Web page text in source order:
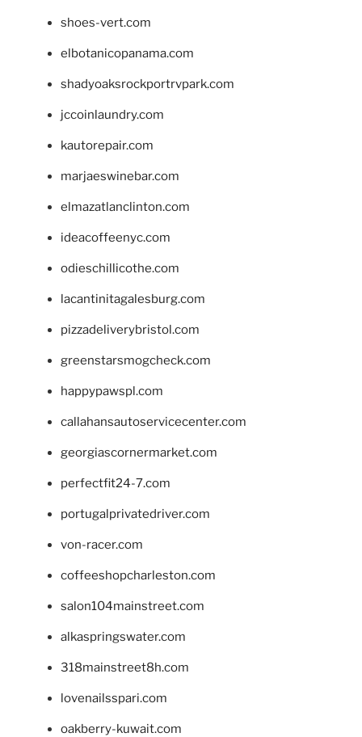
shoes-vert.com
elbotanicopanama.com
shadyoaksrockportrvpark.com
jccoinlaundry.com
kautorepair.com
marjaeswinebar.com
elmazatlanclinton.com
ideacoffeenyc.com
odieschillicothe.com
lacantinitagalesburg.com
pizzadeliverybristol.com
greenstarsmogcheck.com
happypawspl.com
callahansautoservicecenter.com
georgiascornermarket.com
perfectfit24-7.com
portugalprivatedriver.com
von-racer.com
coffeeshopcharleston.com
salon104mainstreet.com
alkaspringswater.com
318mainstreet8h.com
lovenailsspari.com
oakberry-kuwait.com